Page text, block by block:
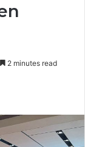
2 minutes read